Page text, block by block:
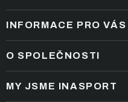
INFORMACE PRO VÁS
DOPRAVA A PLATBA
OBCHODNÍ PODMÍNKY
REKLAMACE A VRÁCENÍ ZBOŽÍ
O SPOLEČNOSTI
KARIÉRA
MY JSME INASPORT